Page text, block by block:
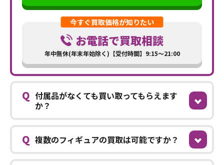
今すぐ買取価格が知りたい
お電話で買取相談
年中無休(年末年始除く)【受付時間】9:15～21:00
Q 付属品がなくても買い取ってもらえます
か？
Q 複数のフィギュアの買取は可能ですか？